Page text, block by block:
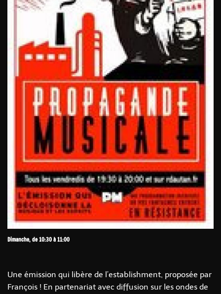
Dimanche, de 10:30 à 11:00
Une émission qui libère de l’establishment, proposée par
François ! En partenariat avec diffusion sur les ondes de